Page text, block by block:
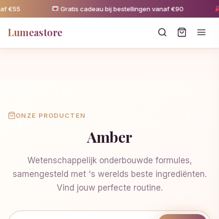
€55 Gratis cadeau bij bestellingen vanaf €90
Lumeastore
ONZE PRODUCTEN
Amber
Wetenschappelijk onderbouwde formules,
samengesteld met 's werelds beste ingrediënten.
Vind jouw perfecte routine.